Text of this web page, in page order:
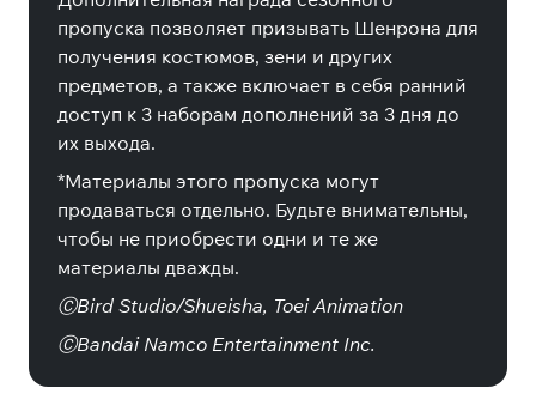
пропуска позволяет призывать Шенрона для
получения костюмов, зени и других
предметов, а также включает в себя ранний
доступ к 3 наборам дополнений за 3 дня до
их выхода.
*Материалы этого пропуска могут
продаваться отдельно. Будьте внимательны,
чтобы не приобрести одни и те же
материалы дважды.
ⒸBird Studio/Shueisha, Toei Animation
ⒸBandai Namco Entertainment Inc.